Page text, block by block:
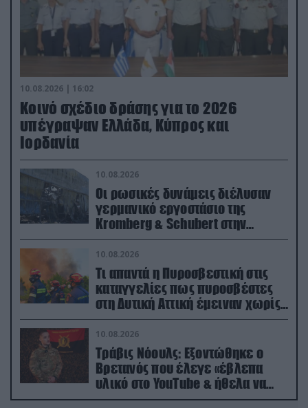
10.08.2026 | 16:02
Κοινό σχέδιο δράσης για το 2026
υπέγραψαν Ελλάδα, Κύπρος και
Ιορδανία
10.08.2026
Οι ρωσικές δυνάμεις διέλυσαν
γερμανικό εργοστάσιο της
Kromberg & Schubert στην
Ουκρανία (βίντεο)
10.08.2026
Τι απαντά η Πυροσβεστική στις
καταγγελίες πως πυροσβέστες
στη Δυτική Αττική έμειναν χωρίς
φαγητό και νερό
10.08.2026
Τράβις Νόουλς: Εξοντώθηκε ο
Βρετανός που έλεγε «έβλεπα
υλικό στο YouTube & ήθελα να
καθαρίσω τους Ρώσους» (βίντεο)